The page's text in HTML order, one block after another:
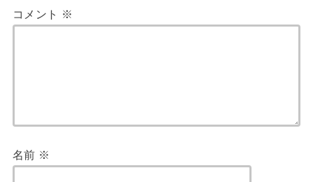
コメント ※
名前 ※